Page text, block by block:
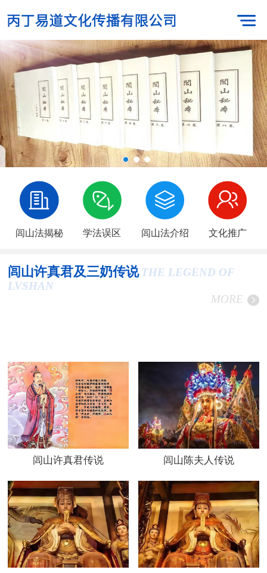
闾山法揭秘 学法误区 闾山法介绍 文化推广
闾山许真君及三奶传说 THE LEGEND OF
LVSHAN
MORE
闾山许真君传说 闾山陈夫人传说